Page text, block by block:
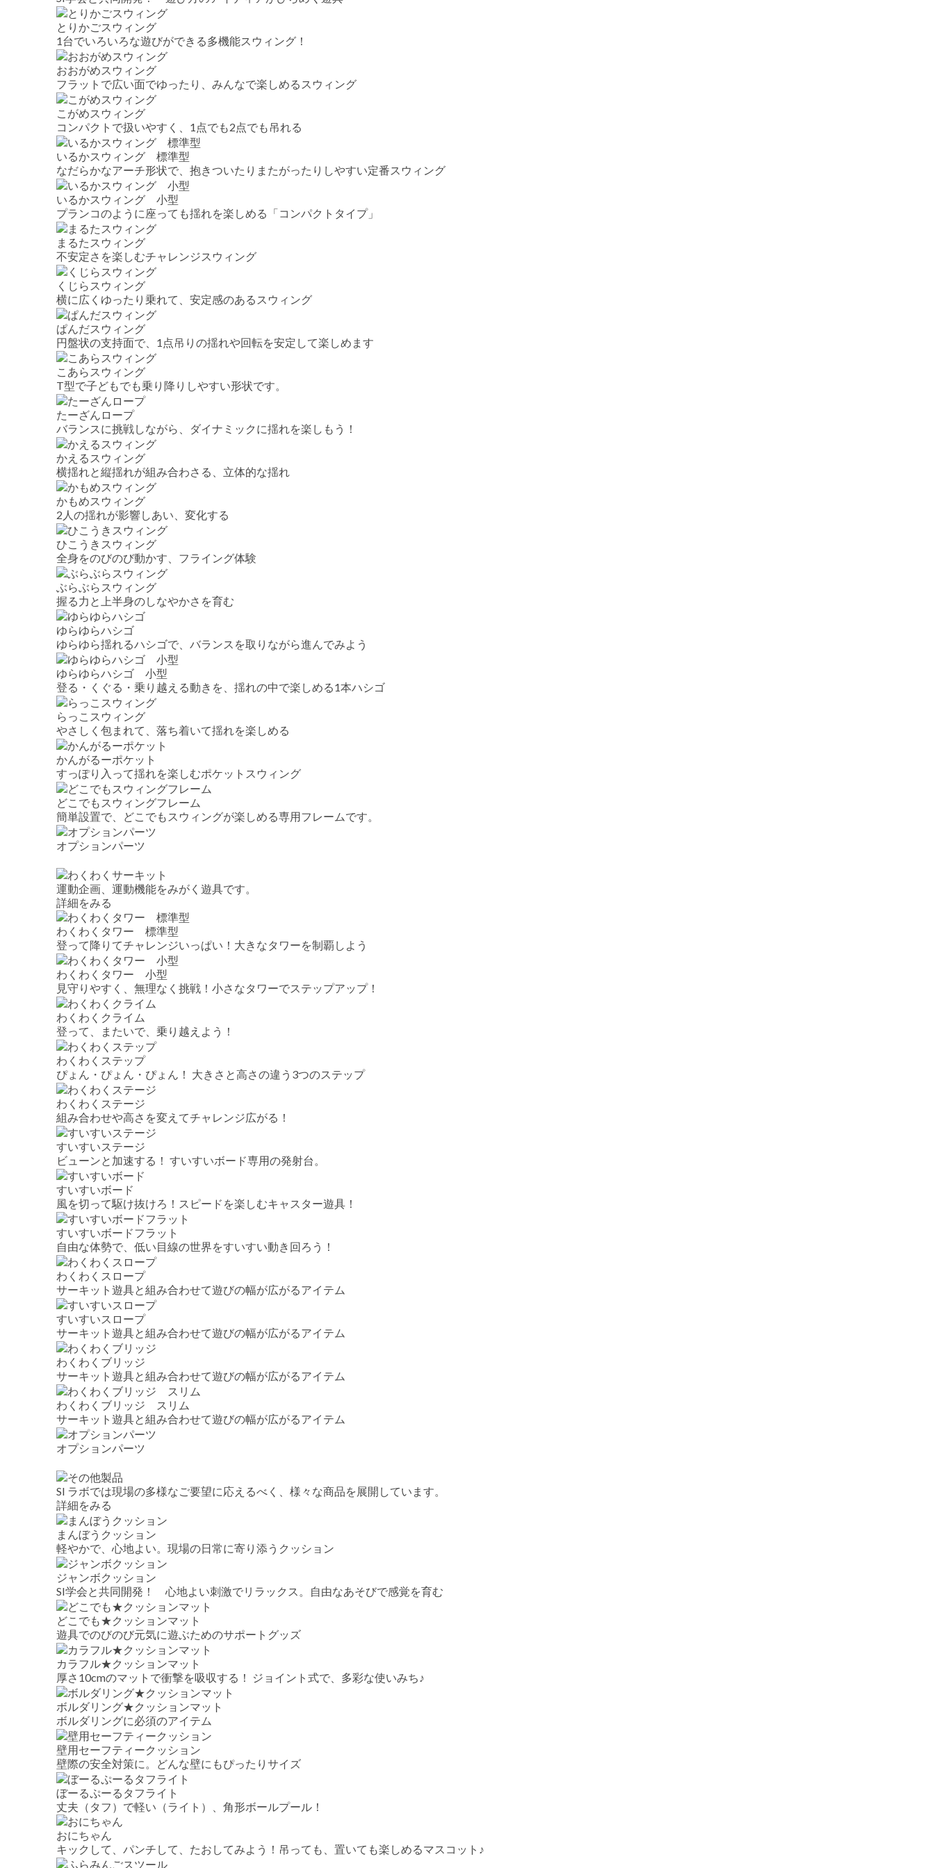
とりかごスウィング
1台でいろいろな遊びができる多機能スウィング！
おおがめスウィング
フラットで広い面でゆったり、みんなで楽しめるスウィング
こがめスウィング
コンパクトで扱いやすく、1点でも2点でも吊れる
いるかスウィング 標準型
なだらかなアーチ形状で、抱きついたりまたがったりしやすい定番スウィング
いるかスウィング 小型
プランコのように座っても揺れを楽しめる「コンパクトタイプ」
まるたスウィング
不安定さを楽しむチャレンジスウィング
くじらスウィング
横に広くゆったり乗れて、安定感のあるスウィング
ぱんだスウィング
円盤状の支持面で、1点吊りの揺れや回転を安定して楽しめます
こあらスウィング
T型で子どもでも乗り降りしやすい形状です。
たーざんロープ
バランスに挑戦しながら、ダイナミックに揺れを楽しもう！
かえるスウィング
横揺れと縦揺れが組み合わさる、立体的な揺れ
かもめスウィング
2人の揺れが影響しあい、変化する
ひこうきスウィング
全身をのびのび動かす、フライング体験
ぶらぶらスウィング
握る力と上半身のしなやかさを育む
ゆらゆらハシゴ
ゆらゆら揺れるハシゴで、バランスを取りながら進んでみよう
ゆらゆらハシゴ 小型
登る・くぐる・乗り越える動きを、揺れの中で楽しめる1本ハシゴ
らっこスウィング
やさしく包まれて、落ち着いて揺れを楽しめる
かんがるーポケット
すっぽり入って揺れを楽しむポケットスウィング
どこでもスウィングフレーム
簡単設置で、どこでもスウィングが楽しめる専用フレームです。
オプションパーツ
運動企画、運動機能をみがく遊具です。
詳細をみる
わくわくタワー 標準型
登って降りてチャレンジいっぱい！大きなタワーを制覇しよう
わくわくタワー 小型
見守りやすく、無理なく挑戦！小さなタワーでステップアップ！
わくわくクライム
登って、またいで、乗り越えよう！
わくわくステップ
ぴょん・ぴょん・ぴょん！ 大きさと高さの違う3つのステップ
わくわくステージ
組み合わせや高さを変えてチャレンジ広がる！
すいすいステージ
ビューンと加速する！ すいすいボード専用の発射台。
すいすいボード
風を切って駆け抜けろ！スピードを楽しむキャスター遊具！
すいすいボードフラット
自由な体勢で、低い目線の世界をすいすい動き回ろう！
わくわくスロープ
サーキット遊具と組み合わせて遊びの幅が広がるアイテム
すいすいスロープ
サーキット遊具と組み合わせて遊びの幅が広がるアイテム
わくわくブリッジ
サーキット遊具と組み合わせて遊びの幅が広がるアイテム
わくわくブリッジ スリム
サーキット遊具と組み合わせて遊びの幅が広がるアイテム
オプションパーツ
SI ラボでは現場の多様なご要望に応えるべく、様々な商品を展開しています。
詳細をみる
まんぼうクッション
軽やかで、心地よい。現場の日常に寄り添うクッション
ジャンボクッション
SI学会と共同開発！ 心地よい刺激でリラックス。自由なあそびで感覚を育む
どこでも★クッションマット
遊具でのびのび元気に遊ぶためのサポートグッズ
カラフル★クッションマット
厚さ10cmのマットで衝撃を吸収する！ ジョイント式で、多彩な使いみち♪
ボルダリング★クッションマット
ボルダリングに必須のアイテム
壁用セーフティークッション
壁際の安全対策に。どんな壁にもぴったりサイズ
ぼーるぷーるタフライト
丈夫（タフ）で軽い（ライト）、角形ボールプール！
おにちゃん
キックして、パンチして、たおしてみよう！吊っても、置いても楽しめるマスコット♪